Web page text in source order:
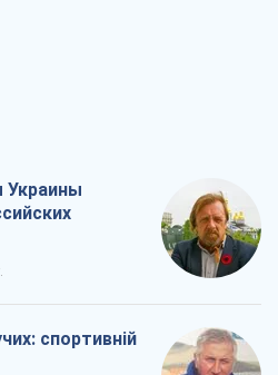
Украины
спортивній